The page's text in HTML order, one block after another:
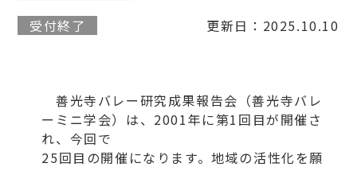
受付終了
更新日：2025.10.10
善光寺バレー研究成果報告会（善光寺バレ
ーミニ学会）は、2001年に第1回目が開催さ
れ、今回で
25回目の開催になります。地域の活性化を願